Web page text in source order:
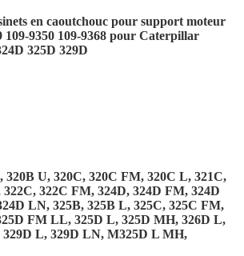
en caoutchouc pour support moteur
109-9350 109-9368 pour Caterpillar
325D 329D
320B U, 320C, 320C FM, 320C L, 321C,
322C FM, 324D, 324D FM, 324D
LN, 325B, 325B L, 325C, 325C FM,
FM LL, 325D L, 325D MH, 326D L,
329D L, 329D LN, M325D L MH,